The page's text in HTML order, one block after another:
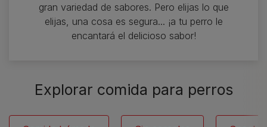
gran variedad de sabores. Pero elijas lo que
elijas, una cosa es segura... ¡a tu perro le
encantará el delicioso sabor!
Explorar comida para perros